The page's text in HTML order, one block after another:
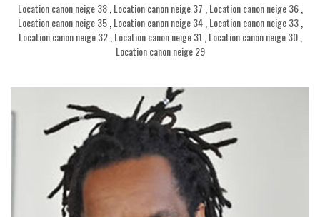
Location canon neige 38, Location canon neige 37 Location canon neige 36,
Location canon neige 35, Location canon neige 34, Location canon neige 33,
Location canon neige 32, Location canon neige 31 Location canon neige 30,
Location canon neige 29